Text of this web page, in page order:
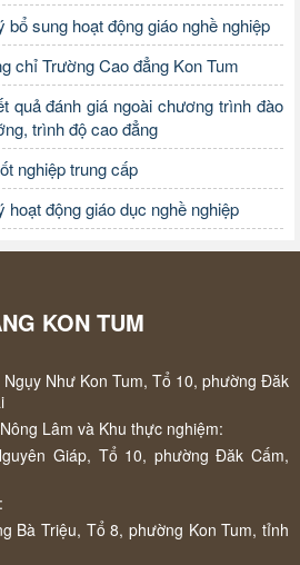
sung hoạt động giáo nghề nghiệp
chỉ Trường Cao đẳng Kon Tum
quả đánh giá ngoài chương trình đào
trình độ cao đẳng
nghiệp trung cấp
động giáo dục nghề nghiệp
KON TUM
Như Kon Tum, Tổ 10, phường Đăk
Lâm và Khu thực nghiệm:
Giáp, Tổ 10, phường Đăk Cấm,
Bà Triệu, Tổ 8, phường Kon Tum, tỉnh